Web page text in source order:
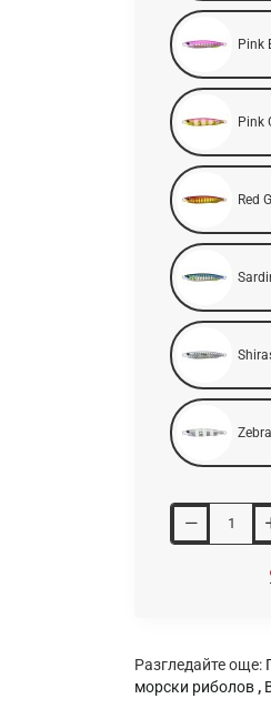
Pink
Pink
Red
Разгледайте още:
морски риболов ,